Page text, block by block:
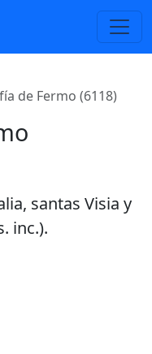
de Fermo (6118)
santas Visia y
inc.).